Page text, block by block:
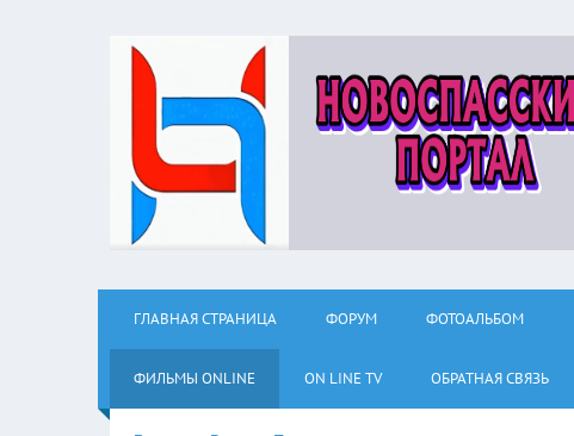
ГЛАВНАЯ СТРАНИЦА ФОРУМ ФОТОАЛЬБОМ
ФИЛЬМЫ ОNLINE ON LINE TV ОБРАТНАЯ СВЯЗЬ